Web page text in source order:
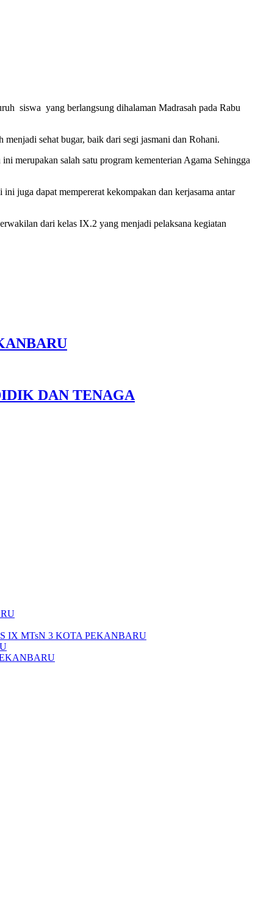
siswa yang berlangsung dihalaman Madrasah pada Rabu
sehat bugar, baik dari segi jasmani dan Rohani.
merupakan salah satu program kementerian Agama Sehingga
juga dapat mempererat kekompakan dan kerjasama antar
dari kelas IX.2 yang menjadi pelaksana kegiatan
DAN TENAGA
IX MTsN 3 KOTA PEKANBARU